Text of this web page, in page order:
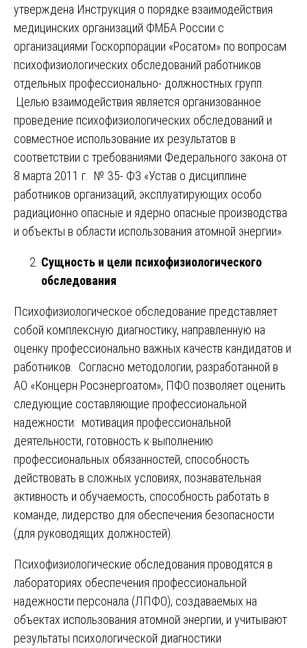
утверждена Инструкция о порядке взаимодействия
медицинских организаций ФМБА России с
организациями Госкорпорации «Росатом» по вопросам
психофизиологических обследований работников
отдельных профессионально- должностных групп.
Целью взаимодействия является организованное
проведение психофизиологических обследований и
совместное использование их результатов в
соответствии с требованиями Федерального закона от
8 марта 2011 г. № 35- ФЗ «Устав о дисциплине
работников организаций, эксплуатирующих особо
радиационно опасные и ядерно опасные производства
и объекты в области использования атомной энергии».
Сущность и цели психофизиологического
обследования
Психофизиологическое обследование представляет
собой комплексную диагностику, направленную на
оценку профессионально важных качеств кандидатов и
работников. Согласно методологии, разработанной в
АО «Концерн Росэнергоатом», ПФО позволяет оценить
следующие составляющие профессиональной
надежности: мотивация профессиональной
деятельности, готовность к выполнению
профессиональных обязанностей, способность
действовать в сложных условиях, познавательная
активность и обучаемость, способность работать в
команде, лидерство для обеспечения безопасности
(для руководящих должностей).
Психофизиологические обследования проводятся в
лабораториях обеспечения профессиональной
надежности персонала (ЛПФО), создаваемых на
объектах использования атомной энергии, и учитывают
результаты психологической диагностики